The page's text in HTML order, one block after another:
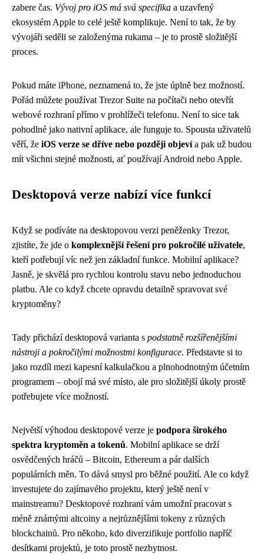
zabere čas. Vývoj pro iOS má svá specifika a uzavřený
ekosystém Apple to celé ještě komplikuje. Není to tak, že by
vývojáři seděli se založenýma rukama – je to prostě složitější
proces.
Pokud máte iPhone, neznamená to, že jste úplně bez možností.
Pořád můžete používat Trezor Suite na počítači nebo otevřít
webové rozhraní přímo v prohlížeči telefonu. Není to sice tak
pohodlné jako nativní aplikace, ale funguje to. Spousta uživatelů
věří, že iOS verze se dříve nebo později objevía pak už budou
mít všichni stejné možnosti, ať používají Android nebo Apple.
Desktopová verze nabízí více funkcí
Když se podíváte na desktopovou verzi peněženky Trezor,
zjistíte, že jde o komplexnější řešení pro pokročilé uživatele,
kteří potřebují víc než jen základní funkce. Mobilní aplikace?
Jasně, je skvělá pro rychlou kontrolu stavu nebo jednoduchou
platbu. Ale co když chcete opravdu detailně spravovat své
kryptoměny?
Tady přichází desktopová varianta s podstatně rozšířenějšími
nástroji a pokročilými možnostmi konfigurace. Představte si to
jako rozdíl mezi kapesní kalkulačkou a plnohodnotným účetním
programem – obojí má své místo, ale pro složitější úkoly prostě
potřebujete více možností.
Největší výhodou desktopové verze je podpora širokého
spektra kryptoměn a tokenů. Mobilní aplikace se drží
osvědčených hráčů – Bitcoin, Ethereum a pár dalších
populárních měn. To dává smysl pro běžné použití. Ale co když
investujete do zajímavého projektu, který ještě není v
mainstreamu? Desktopové rozhraní vám umožní pracovat s
méně známými altcoiny a nejrůznějšími tokeny z různých
blockchainů. Pro někoho, kdo diverzifikuje portfolio napříč
desítkami projektů, je toto prostě nezbytnost.